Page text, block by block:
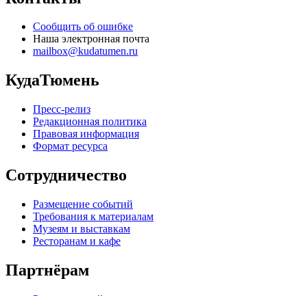
Сообщить об ошибке
Наша электронная почта
mailbox@kudatumen.ru
КудаТюмень
Пресс-релиз
Редакционная политика
Правовая информация
Формат ресурса
Сотрудничество
Размещение событий
Требования к материалам
Музеям и выставкам
Ресторанам и кафе
Партнёрам